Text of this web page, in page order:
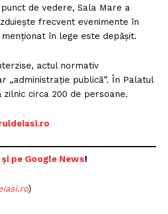
de vedere, Sala Mare a
frecvent evenimente în
în lege este depăşit.
actul normativ
„administraţie publică”. În Palatul
zilnic circa 200 de persoane.
pe Google News!
)